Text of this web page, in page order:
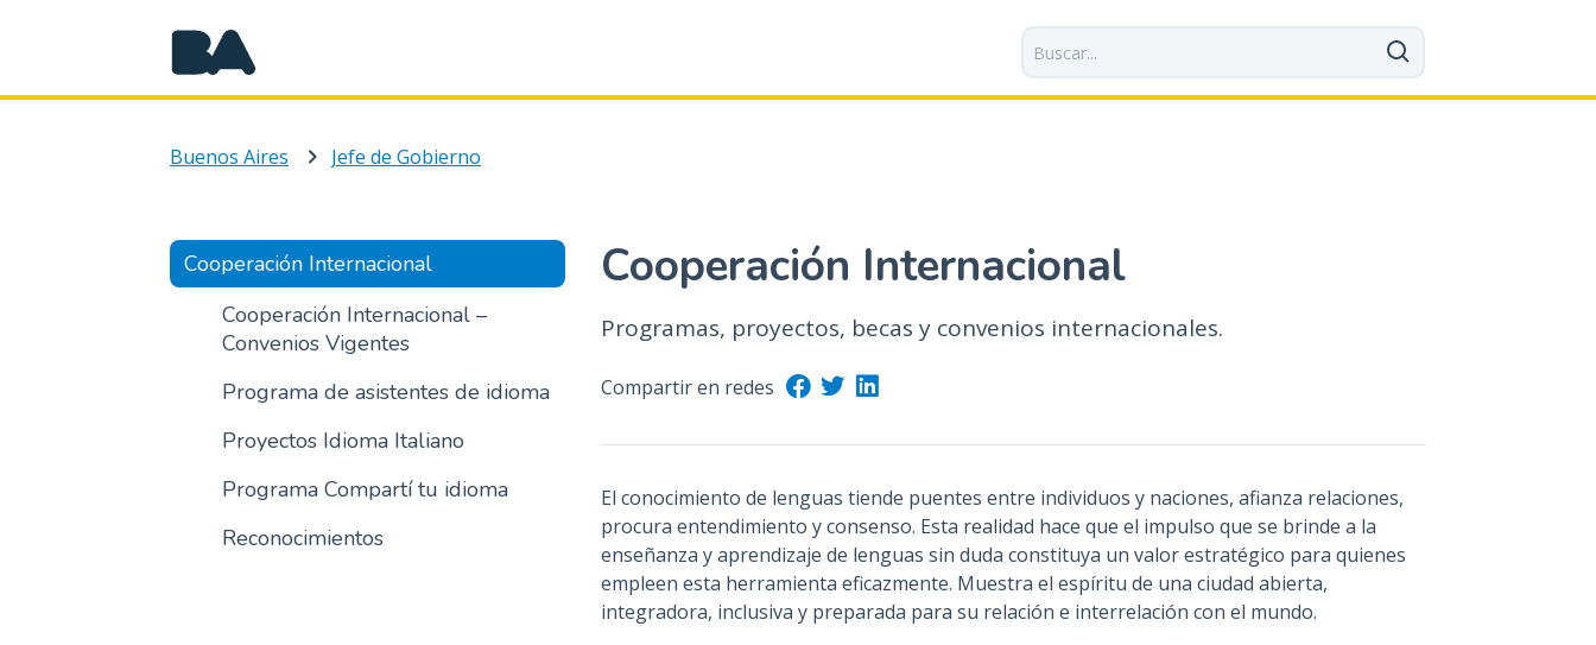
a
n
e
i
o
r
i
n
c
i
Buenos Aires Jefe de Gobierno
Cooperación Internacional
Cooperación Internacional –
Convenios Vigentes
Programa de asistentes de idioma
Proyectos Idioma Italiano
Programa Compartí tu idioma
Reconocimientos
Cooperación Internacional
Programas, proyectos, becas y convenios internacionales.
Compartir en redes
El conocimiento de lenguas tiende puentes entre individuos y naciones, afianza relaciones,
procura entendimiento y consenso. Esta realidad hace que el impulso que se brinde a la
enseñanza y aprendizaje de lenguas sin duda constituya un valor estratégico para quienes
empleen esta herramienta eficazmente. Muestra el espíritu de una ciudad abierta,
integradora, inclusiva y preparada para su relación e interrelación con el mundo.